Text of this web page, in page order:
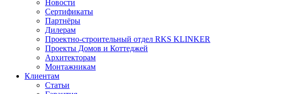
Новости
Сертификаты
Партнёры
Дилерам
Проектно-строительный отдел RKS KLINKER
Проекты Домов и Коттеджей
Архитекторам
Монтажникам
Клиентам
Статьи